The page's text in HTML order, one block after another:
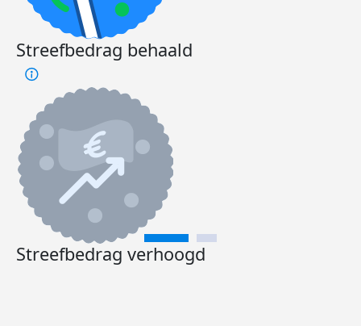
Streefbedrag behaald
Streefbedrag verhoogd